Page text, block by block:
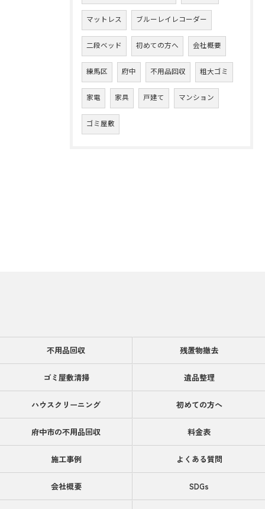
マットレス ブルーレイレコーダー
二段ベッド 初めての方へ 会社概要
練馬区 府中 不用品回収 粗大ゴミ
家電 家具 戸建て マンション
ゴミ屋敷
不用品回収 残置物撤去
ゴミ屋敷清掃 遺品整理
ハウスクリーニング 初めての方へ
府中市の不用品回収 料金表
施工事例 よくある質問
会社概要 SDGs